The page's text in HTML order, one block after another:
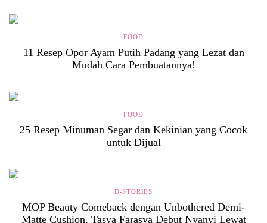
FOOD
11 Resep Opor Ayam Putih Padang yang Lezat dan
Mudah Cara Pembuatannya!
FOOD
25 Resep Minuman Segar dan Kekinian yang Cocok
untuk Dijual
D-STORIES
MOP Beauty Comeback dengan Unbothered Demi-
Matte Cushion, Tasya Farasya Debut Nyanyi Lewat